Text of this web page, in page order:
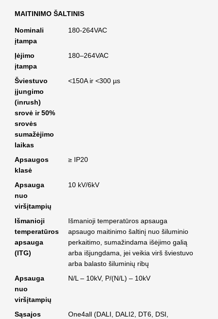
MAITINIMO ŠALTINIS
Nominali
įtampa
180-264VAC
Įėjimo
įtampa
180–264VAC
Šviestuvo
įjungimo
(inrush)
srovė ir 50%
srovės
sumažėjimo
laikas
<150A ir <300 µs
Apsaugos
klasė
≥ IP20
Apsauga
nuo
viršįtampių
10 kV/6kV
Išmanioji
temperatūros
apsauga
(ITG)
Išmanioji temperatūros apsauga
apsaugo maitinimo šaltinį nuo šiluminio
perkaitimo, sumažindama išėjimo galią
arba išjungdama, jei veikia virš šviestuvo
arba balasto šiluminių ribų
Apsauga
nuo
viršįtampių
N/L – 10kV, P/(N/L) – 10kV
Sąsajos
One4all (DALI, DALI2, DT6, DSI,